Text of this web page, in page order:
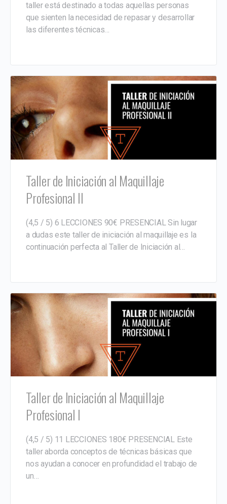
taller está destinado a todas aquellas personas
que sienten la necesidad de repasar y desarrollar
las diferentes técnicas…
Taller de Iniciación al Maquillaje
Profesional II
(4,5 / 5) 6 LECCIONES 90€ PRESENCIAL Sin lugar
a dudas este taller de iniciación al maquillaje es la
continuación perfecta al Taller de Iniciación al…
Taller de Iniciación al Maquillaje
Profesional I
(4,5 / 5) 11 LECCIONES 180€ PRESENCIAL Este
taller aborda conceptos de técnicas básicas que
nos ayudan a conocer en profundidad el trabajo de
un…